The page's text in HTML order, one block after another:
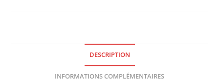
DESCRIPTION
INFORMATIONS COMPLÉMENTAIRES